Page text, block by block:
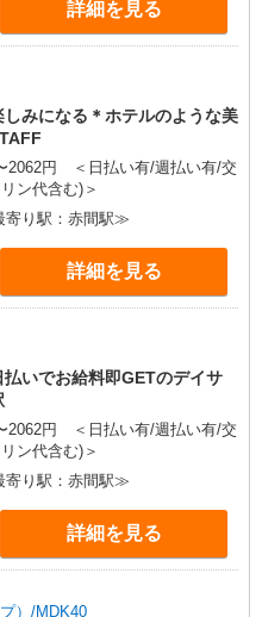
詳細を見る
みになる＊ホテルのような美
2062円 ＜日払い有/週払い有/交
ン代含む)＞
り駅：赤間駅≫
詳細を見る
払いでお給料即GETのデイサ
2062円 ＜日払い有/週払い有/交
ン代含む)＞
り駅：赤間駅≫
詳細を見る
）/MDK40